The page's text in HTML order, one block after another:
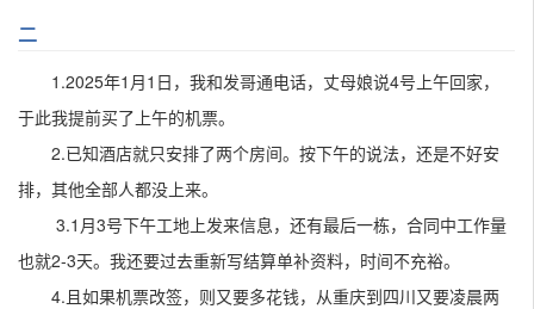
二
1.2025年1月1日，我和发哥通电话，丈母娘说4号上午回家，
于此我提前买了上午的机票。
2.已知酒店就只安排了两个房间。按下午的说法，还是不好安
排，其他全部人都没上来。
3.1月3号下午工地上发来信息，还有最后一栋，合同中工作量
也就2-3天。我还要过去重新写结算单补资料，时间不充裕。
4.且如果机票改签，则又要多花钱，从重庆到四川又要凌晨两